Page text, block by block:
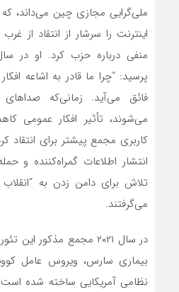
ملی‌گرایی مجازی چین می‌داند، که
اینترنت را سرشار از انتقاد از
پرسید: “چرا ما قادر به اشاعه
فائق می‌آید. زمانی‌که
می‌شوند، تأثیر افکار عمومی
کاربری مجمع پیشتر برای انتقاد
انتشار اطلاعات گمراه‌کننده و
تلاش برای دامن زدن به “انقلاب
می‌گرفتند.
در سال ۲۰۲۱ مجمع مذکور
نظامی آمریکایی ساخته شده